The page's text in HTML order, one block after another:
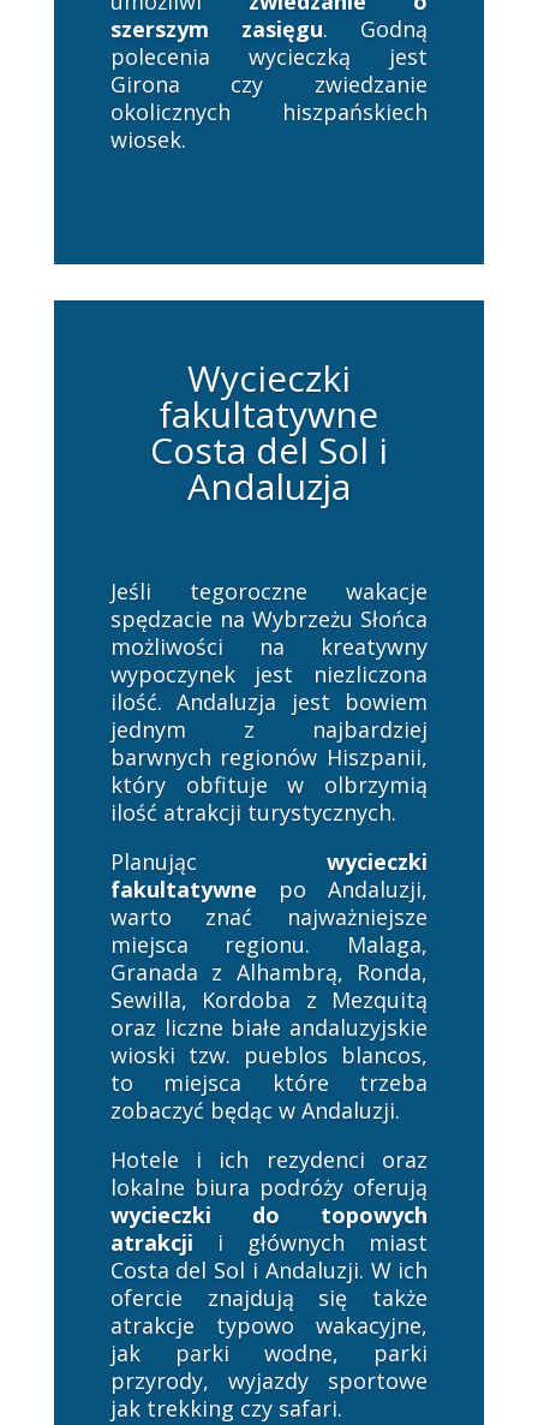
szerszym zasięgu. Godną
polecenia wycieczką jest
Girona czy zwiedzanie
okolicznych hiszpańskiech
wiosek.
Wycieczki
fakultatywne
Costa del Sol i
Andaluzja
Jeśli tegoroczne wakacje
spędzacie na Wybrzeżu Słońca
możliwości na kreatywny
wypoczynek jest niezliczona
ilość. Andaluzja jest bowiem
jednym z najbardziej
barwnych regionów Hiszpanii,
który obfituje w olbrzymią
ilość atrakcji turystycznych.
Planującwycieczki
fakultatywne po Andaluzji,
warto znać najważniejsze
miejsca regionu. Malaga,
Granada z Alhambrą, Ronda,
Sewilla, Kordoba z Mezquitą
oraz liczne białe andaluzyjskie
wioski tzw. pueblos blancos,
to miejsca które trzeba
zobaczyć będąc w Andaluzji.
Hotele i ich rezydenci oraz
lokalne biura podróży oferują
wycieczki do topowych
atrakcji i głównych miast
Costa del Sol i Andaluzji. W ich
ofercie znajdują się także
atrakcje typowo wakacyjne,
jak parki wodne, parki
przyrody, wyjazdy sportowe
jak trekking czy safari.